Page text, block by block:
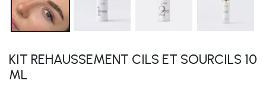
KIT REHAUSSEMENT CILS ET SOURCILS 10
ML